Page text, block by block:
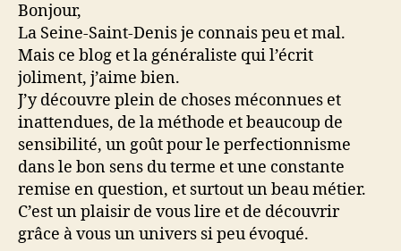
Bonjour,
La Seine-Saint-Denis je connais peu et mal.
Mais ce blog et la généraliste qui l’écrit
joliment, j’aime bien.
J’y découvre plein de choses méconnues et
inattendues, de la méthode et beaucoup de
sensibilité, un goût pour le perfectionnisme
dans le bon sens du terme et une constante
remise en question, et surtout un beau métier.
C’est un plaisir de vous lire et de découvrir
grâce à vous un univers si peu évoqué.